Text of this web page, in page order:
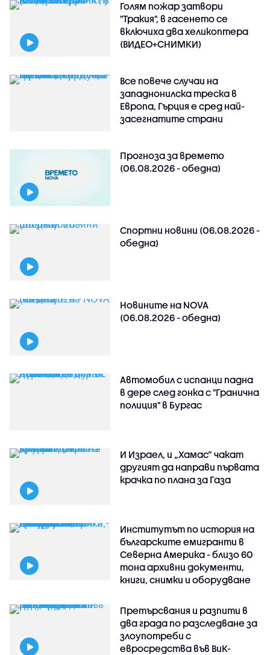
Голям пожар затвори
"Тракия", в гасенето се
включиха два хеликоптера
(ВИДЕО+СНИМКИ)
Все повече случаи на
западнонилска треска в
Европа, Гърция е сред най-
засегнатите страни
Прогноза за времето
(06.08.2026 - обедна)
Спортни новини (06.08.2026 -
обедна)
Новините на NOVA
(06.08.2026 - обедна)
Автомобил с испанци падна
в дере след гонка с "Гранична
полиция" в Бургас
И Израел, и „Хамас“ чакат
другият да направи първата
крачка по плана за Газа
Институтът по история на
българските емигранти в
Северна Америка - близо 60
тона архивни документи,
книги, снимки и оборудване
Претърсвания и разпити в
два града по разследване за
злоупотреби с
евросредства във ВиК-